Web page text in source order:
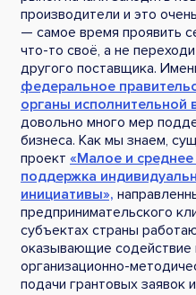
производители и это
— самое время проявить
что-то своё, а не
другого поставщика.
федеральное
органы исполнительной
довольно много мер
бизнеса. Как мы знаем,
проект «Малое и
поддержка
инициативы»,
предпринимательского
субъектах страны
оказывающие содействие
организационно-
подачи грантовых заявок